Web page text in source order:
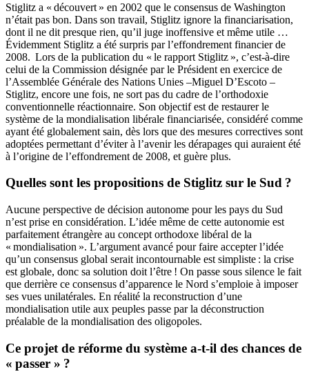
Stiglitz a « découvert » en 2002 que le consensus de Washington
n’était pas bon. Dans son travail, Stiglitz ignore la financiarisation,
dont il ne dit presque rien, qu’il juge inoffensive et même utile …
Évidemment Stiglitz a été surpris par l’effondrement financier de
2008. Lors de la publication du « le rapport Stiglitz », c’est-à-dire
celui de la Commission désignée par le Président en exercice de
l’Assemblée Générale des Nations Unies –Miguel D’Escoto –
Stiglitz, encore une fois, ne sort pas du cadre de l’orthodoxie
conventionnelle réactionnaire. Son objectif est de restaurer le
système de la mondialisation libérale financiarisée, considéré comme
ayant été globalement sain, dès lors que des mesures correctives sont
adoptées permettant d’éviter à l’avenir les dérapages qui auraient été
à l’origine de l’effondrement de 2008, et guère plus.
Quelles sont les propositions de Stiglitz sur le Sud ?
Aucune perspective de décision autonome pour les pays du Sud
n’est prise en considération. L’idée même de cette autonomie est
parfaitement étrangère au concept orthodoxe libéral de la
« mondialisation ». L’argument avancé pour faire accepter l’idée
qu’un consensus global serait incontournable est simpliste : la crise
est globale, donc sa solution doit l’être ! On passe sous silence le fait
que derrière ce consensus d’apparence le Nord s’emploie à imposer
ses vues unilatérales. En réalité la reconstruction d’une
mondialisation utile aux peuples passe par la déconstruction
préalable de la mondialisation des oligopoles.
Ce projet de réforme du système a-t-il des chances de
« passer » ?